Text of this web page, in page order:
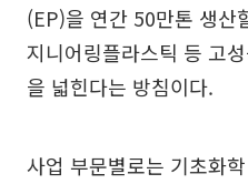
(EP)을 연간 50만톤 생산
지니어링플라스틱 등 고
을 넓힌다는 방침이다.
사업 부문별로는 기초화